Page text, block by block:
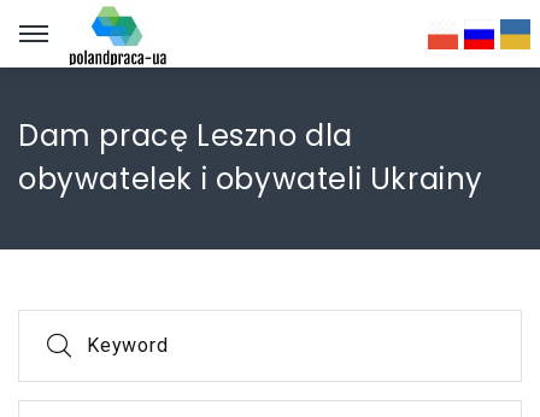
Dam pracę Leszno dla
obywatelek i obywateli Ukrainy
Keyword